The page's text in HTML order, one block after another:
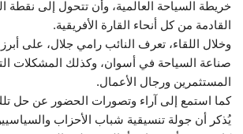
خريطة السياحة العالمية، وأن تتحول إلى نقطة
القادمة من كل أنحاء القارة الأفريقية.
وخلال اللقاء، تعرف النائب رامي جلال، على
صناعة السياحة في أسوان، وكذلك المشكلات
المستثمرين ورجال الأعمال.
كما استمع إلى آراء وتصورات الحضور عن حل
يُذكر أن جولة تنسيقية شباب الأحزاب